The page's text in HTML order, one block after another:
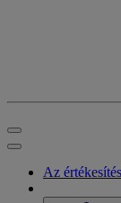
Az